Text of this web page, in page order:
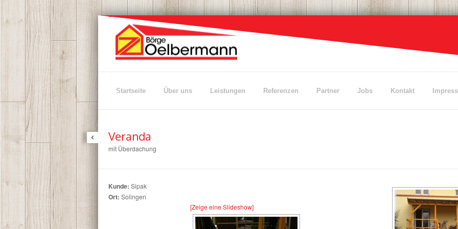
Startseite Über uns Leistungen Referenzen Partner Jobs Kontakt
Veranda
mit Überdachung
Kunde: Sipak
Ort: Solingen
[Zeige eine Slideshow]